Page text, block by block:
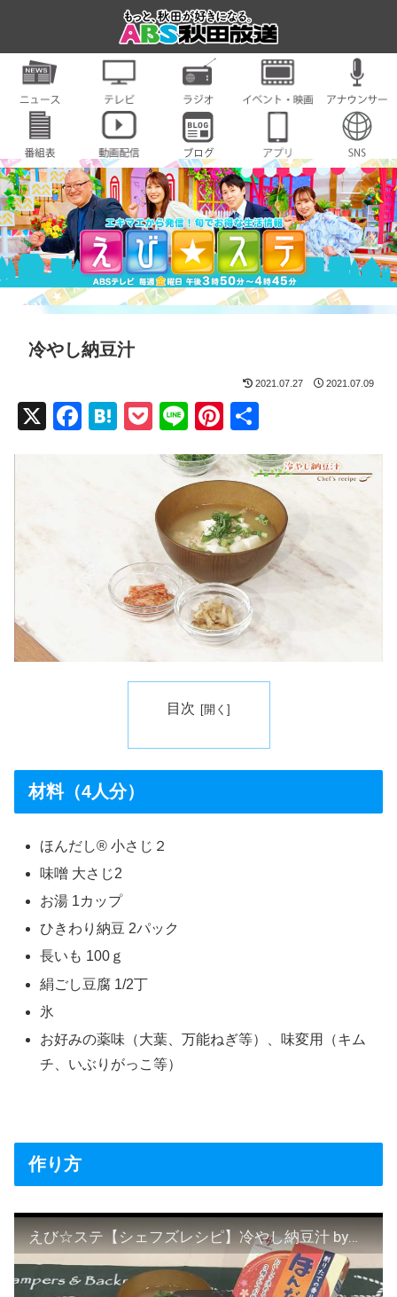
冷やし納豆汁
2021.07.27 2021.07.09
X
F
o
H
P
ck
et
Li
e
Pi
er
e
st
目次
材料（4人分）
ほんだし® 小さじ２
味噌 大さじ2
お湯 1カップ
ひきわり納豆 2パック
長いも 100ｇ
絹ごし豆腐 1/2丁
氷
お好みの薬味（大葉、万能ねぎ等）、味変用（キム
チ、いぶりがっこ等）
作り方
えび☆ステ【シェフズレシピ】冷やし納豆汁 by渡部恵美